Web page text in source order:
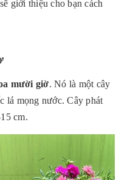
mười giờ. Nó là một cây
lá mọng nước. Cây phát
cm.